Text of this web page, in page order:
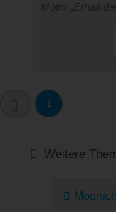
1
Weitere